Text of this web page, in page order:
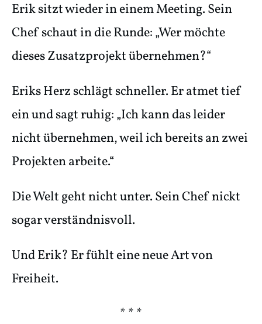
Erik sitzt wieder in einem Meeting. Sein
Chef schaut in die Runde: „Wer möchte
dieses Zusatzprojekt übernehmen?“
Eriks Herz schlägt schneller. Er atmet tief
ein und sagt ruhig: „Ich kann das leider
nicht übernehmen, weil ich bereits an zwei
Projekten arbeite.“
Die Welt geht nicht unter. Sein Chef nickt
sogar verständnisvoll.
Und Erik? Er fühlt eine neue Art von
Freiheit.
* * *